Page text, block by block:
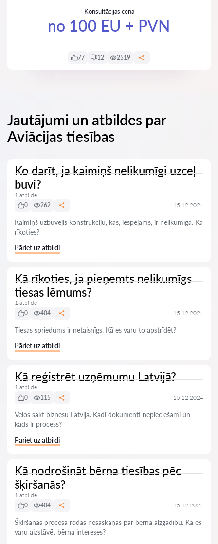
Konsultācijas cena
no 100 EU + PVN
77 12 2519
Jautājumi un atbildes par
Aviācijas tiesības
Ko darīt, ja kaimiņš nelikumīgi uzceļ
būvi?
1 atbilde
0
262 15.12.2024
Kaimiņš uzbūvējis konstrukciju, kas, iespējams, ir nelikumīga. Kā
rīkoties?
Pāriet uz atbildi
Kā rīkoties, ja pieņemts nelikumīgs
tiesas lēmums?
1 atbilde
0
404 15.12.2024
Tiesas spriedums ir netaisnīgs. Kā es varu to apstrīdēt?
Pāriet uz atbildi
Kā reģistrēt uzņēmumu Latvijā?
1 atbilde
0
115 15.12.2024
Vēlos sākt biznesu Latvijā. Kādi dokumenti nepieciešami un
kāds ir process?
Pāriet uz atbildi
Kā nodrošināt bērna tiesības pēc
šķiršanās?
1 atbilde
0
404 15.12.2024
Šķiršanās procesā rodas nesaskaņas par bērna aizgādību. Kā es
varu aizstāvēt bērna intereses?